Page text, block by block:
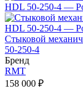
Стыковой
50-250-4
Бренд
RMT
158 000 ₽